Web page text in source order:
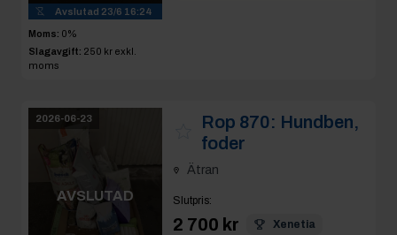
Avslutad 23/6 16:24
Moms: 0%
Slagavgift: 250 kr exkl.
moms
2026-06-23
AVSLUTAD
Rop 870: Hundben,
foder
Ätran
Slutpris:
2 700 kr Xenetia